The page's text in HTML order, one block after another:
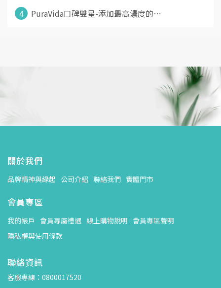
4
PuraVida口碑雙星-添加最高濃度的⋯
關於我們
品牌精神與緣起 公司介紹 聯絡我們 實體門市
會員專區
我的帳戶 會員專屬禮遇 線上購物說明 會員專區聲明
隱私權與使用條款
聯絡資訊
客服專線：0800017520